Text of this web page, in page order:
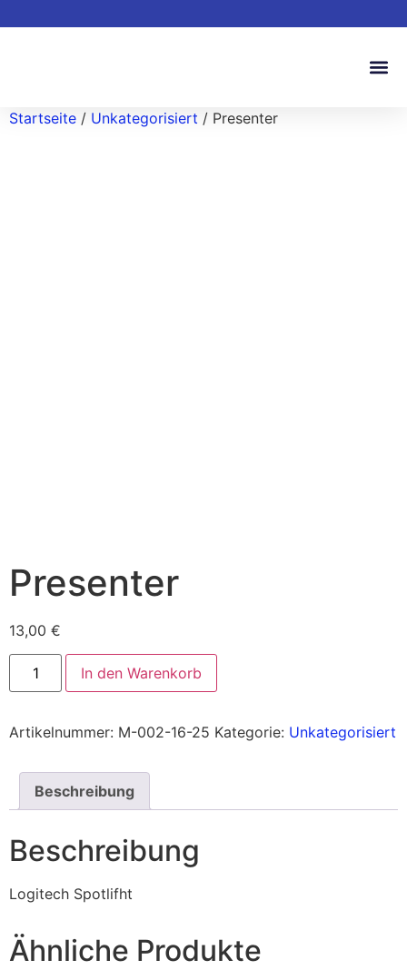
Startseite / Unkategorisiert / Presenter
Presenter
13,00 €
In den Warenkorb
Artikelnummer: M-002-16-25 Kategorie: Unkategorisiert
Beschreibung
Beschreibung
Logitech Spotlifht
Ähnliche Produkte